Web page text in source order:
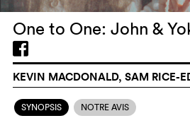
One to One: John &
KEVIN MACDONALD, SAM RICE-
SYNOPSIS NOTRE AVIS